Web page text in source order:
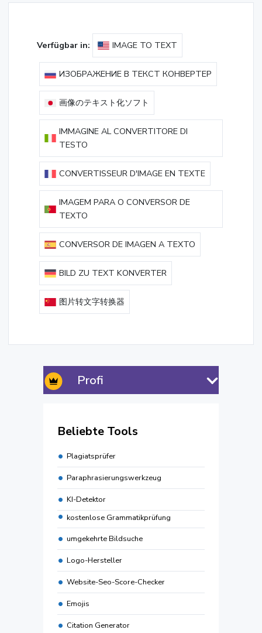
Verfügbar in: IMAGE TO TEXT
ИЗОБРАЖЕНИЕ В ТЕКСТ КОНВЕРТЕР
画像のテキスト化ソフト
IMMAGINE AL CONVERTITORE DI
TESTO
CONVERTISSEUR D'IMAGE EN TEXTE
IMAGEM PARA O CONVERSOR DE
TEXTO
CONVERSOR DE IMAGEN A TEXTO
BILD ZU TEXT KONVERTER
图片转文字转换器
Profi
Beliebte Tools
Plagiatsprüfer
Paraphrasierungswerkzeug
KI-Detektor
kostenlose Grammatikprüfung
umgekehrte Bildsuche
Logo-Hersteller
Website-Seo-Score-Checker
Emojis
Citation Generator